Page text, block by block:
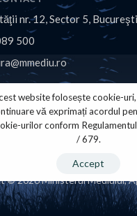
nr. 12, Sector 5, Bucureşti
500
© 2026 Ministerul Mediului,
website folosește cookie-uri,
vă exprimați acordul
urilor conform
/ 679.
Accept